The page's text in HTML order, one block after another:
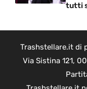
tutti
Trashstellare.it di
Via Sistina 121,